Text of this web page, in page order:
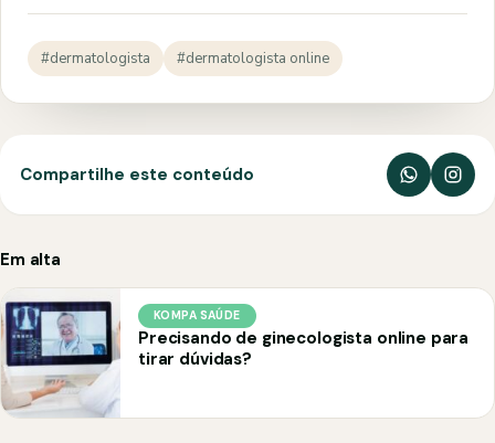
#dermatologista #dermatologista online
Compartilhe este conteúdo
Em alta
KOMPA SAÚDE
Precisando de ginecologista online para
tirar dúvidas?